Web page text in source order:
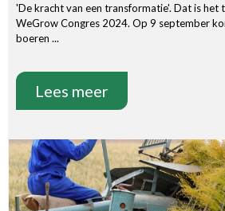
'De kracht van een transformatie'. Dat is het
WeGrow Congres 2024. Op 9 september
boeren ...
Lees meer